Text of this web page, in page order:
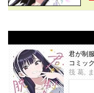
君が制
コミッ
筏 葛,